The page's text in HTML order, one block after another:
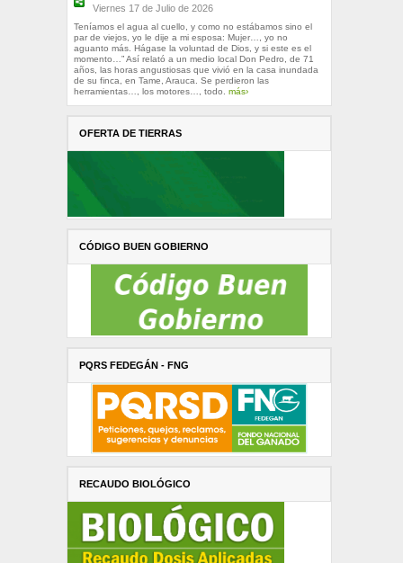
Viernes 17 de Julio de 2026
Teníamos el agua al cuello, y como no estábamos sino el
par de viejos, yo le dije a mi esposa: Mujer…, yo no
aguanto más. Hágase la voluntad de Dios, y si este es el
momento…” Así relató a un medio local Don Pedro, de 71
años, las horas angustiosas que vivió en la casa inundada
de su finca, en Tame, Arauca. Se perdieron las
herramientas…, los motores…, todo. más›
OFERTA DE TIERRAS
CÓDIGO BUEN GOBIERNO
PQRS FEDEGÁN - FNG
RECAUDO BIOLÓGICO